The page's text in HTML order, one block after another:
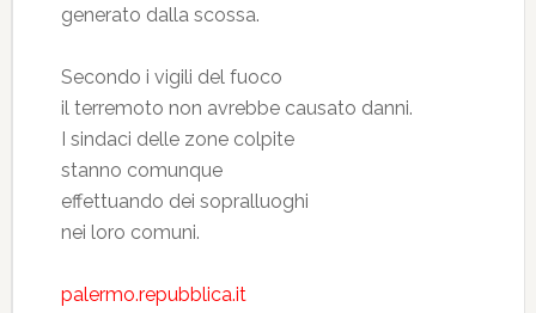
generato dalla scossa.
Secondo i vigili del fuoco
il terremoto non avrebbe causato danni.
I sindaci delle zone colpite
stanno comunque
effettuando dei sopralluoghi
nei loro comuni.
palermo.repubblica.it